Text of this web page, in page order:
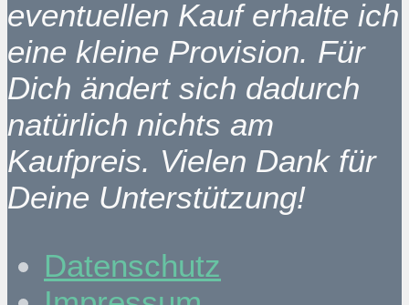
eventuellen Kauf erhalte ich
eine kleine Provision. Für
Dich ändert sich dadurch
natürlich nichts am
Kaufpreis. Vielen Dank für
Deine Unterstützung!
Datenschutz